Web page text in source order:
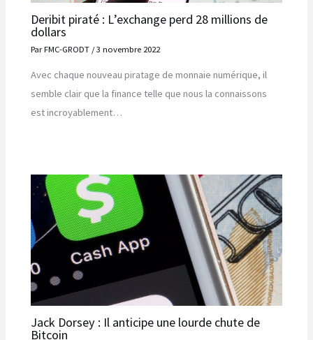
Deribit piraté : L’exchange perd 28 millions de
dollars
ParFMC-GRODT /3 novembre 2022
Avec chaque nouveau piratage de monnaie numérique, il
semble clair que la finance telle que nous la connaissons
est incroyablement…
Jack Dorsey : Il anticipe une lourde chute de
Bitcoin